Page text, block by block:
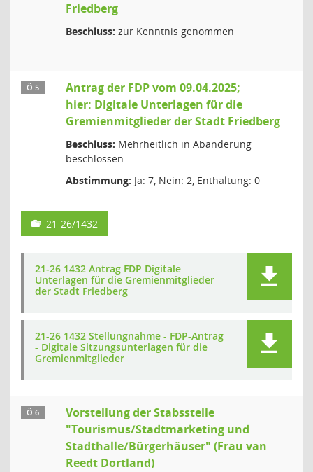
Friedberg
Beschluss: zur Kenntnis genommen
Ö 5
Antrag der FDP vom 09.04.2025;
hier: Digitale Unterlagen für die
Gremienmitglieder der Stadt Friedberg
Beschluss: Mehrheitlich in Abänderung
beschlossen
Abstimmung: Ja: 7, Nein: 2, Enthaltung: 0
21-26/1432
21-26 1432 Antrag FDP Digitale
Unterlagen für die Gremienmitglieder
der Stadt Friedberg
21-26 1432 Stellungnahme - FDP-Antrag
- Digitale Sitzungsunterlagen für die
Gremienmitglieder
Ö 6
Vorstellung der Stabsstelle
"Tourismus/Stadtmarketing und
Stadthalle/Bürgerhäuser" (Frau van
Reedt Dortland)